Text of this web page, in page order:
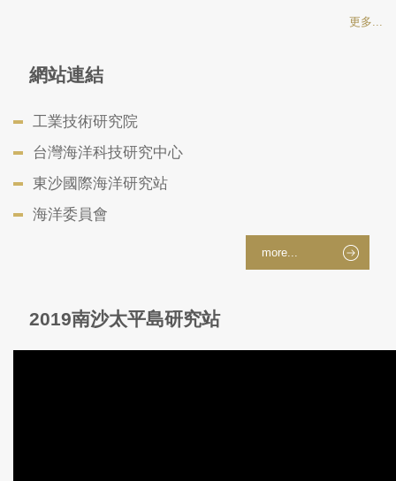
更多...
網站連結
工業技術研究院
台灣海洋科技研究中心
東沙國際海洋研究站
海洋委員會
more...
2019南沙太平島研究站